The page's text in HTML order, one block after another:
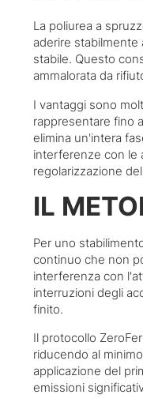
La poliurea a
aderire
stabile. Questo
ammalorata da
I vantaggi sono
rappresentare fino
elimina un'intera
interferenze con le
regolarizzazione
IL
Per uno
continuo che non
interferenza con
interruzioni degli
finito.
Il protocollo
riducendo al
applicazione del
emissioni